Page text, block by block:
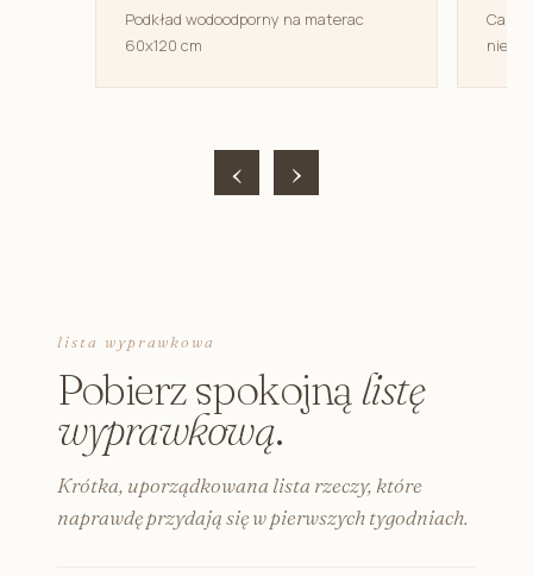
‹
Podkład wodoodporny na materac
60x120 cm
›
lista wyprawkowa
Pobierz spokojnąlistę
wyprawkową.
Krótka, uporządkowana lista rzeczy, które
naprawdę przydają się w pierwszych tygodniach.